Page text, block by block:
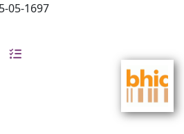
05-1697